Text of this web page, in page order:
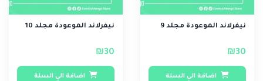
نيفرلاند الموعودة مجلد 9
₪30
اضافة الي السلة
نيفرلاند الموعودة مجلد 10
₪30
اضافة الي السلة